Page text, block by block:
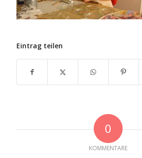
Eintrag teilen
0
KOMMENTARE